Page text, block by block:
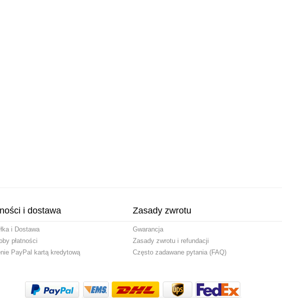
i dostawa
i Dostawa
płatności
PayPal kartą kredytową
Zasady zwrotu
Gwarancja
Zasady zwrotu i refundacji
Często zadawane pytania (FAQ)